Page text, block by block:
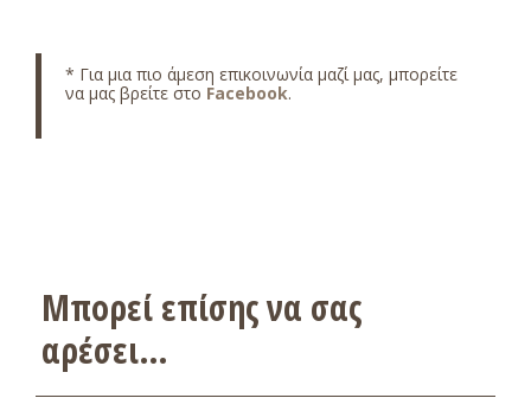
* Για μια πιο άμεση επικοινωνία μαζί μας, μπορείτε
να μας βρείτε στο Facebook.
Μπορεί επίσης να σας
αρέσει…